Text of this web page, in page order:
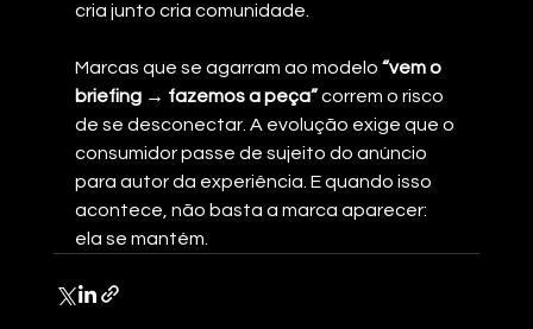
cria junto cria comunidade.
Marcas que se agarram ao modelo “vem o
briefing → fazemos a peça” correm o risco
de se desconectar. A evolução exige que o
consumidor passe de sujeito do anúncio
para autor da experiência. E quando isso
acontece, não basta a marca aparecer:
ela se mantém.